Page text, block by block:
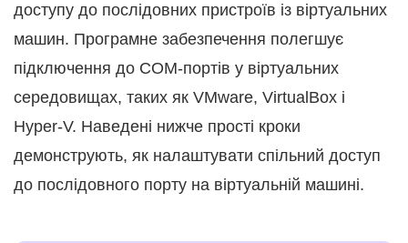
доступу до послідовних пристроїв із віртуальних
машин. Програмне забезпечення полегшує
підключення до COM-портів у віртуальних
середовищах, таких як VMware, VirtualBox і
Hyper-V. Наведені нижче прості кроки
демонструють, як налаштувати спільний доступ
до послідовного порту на віртуальній машині.